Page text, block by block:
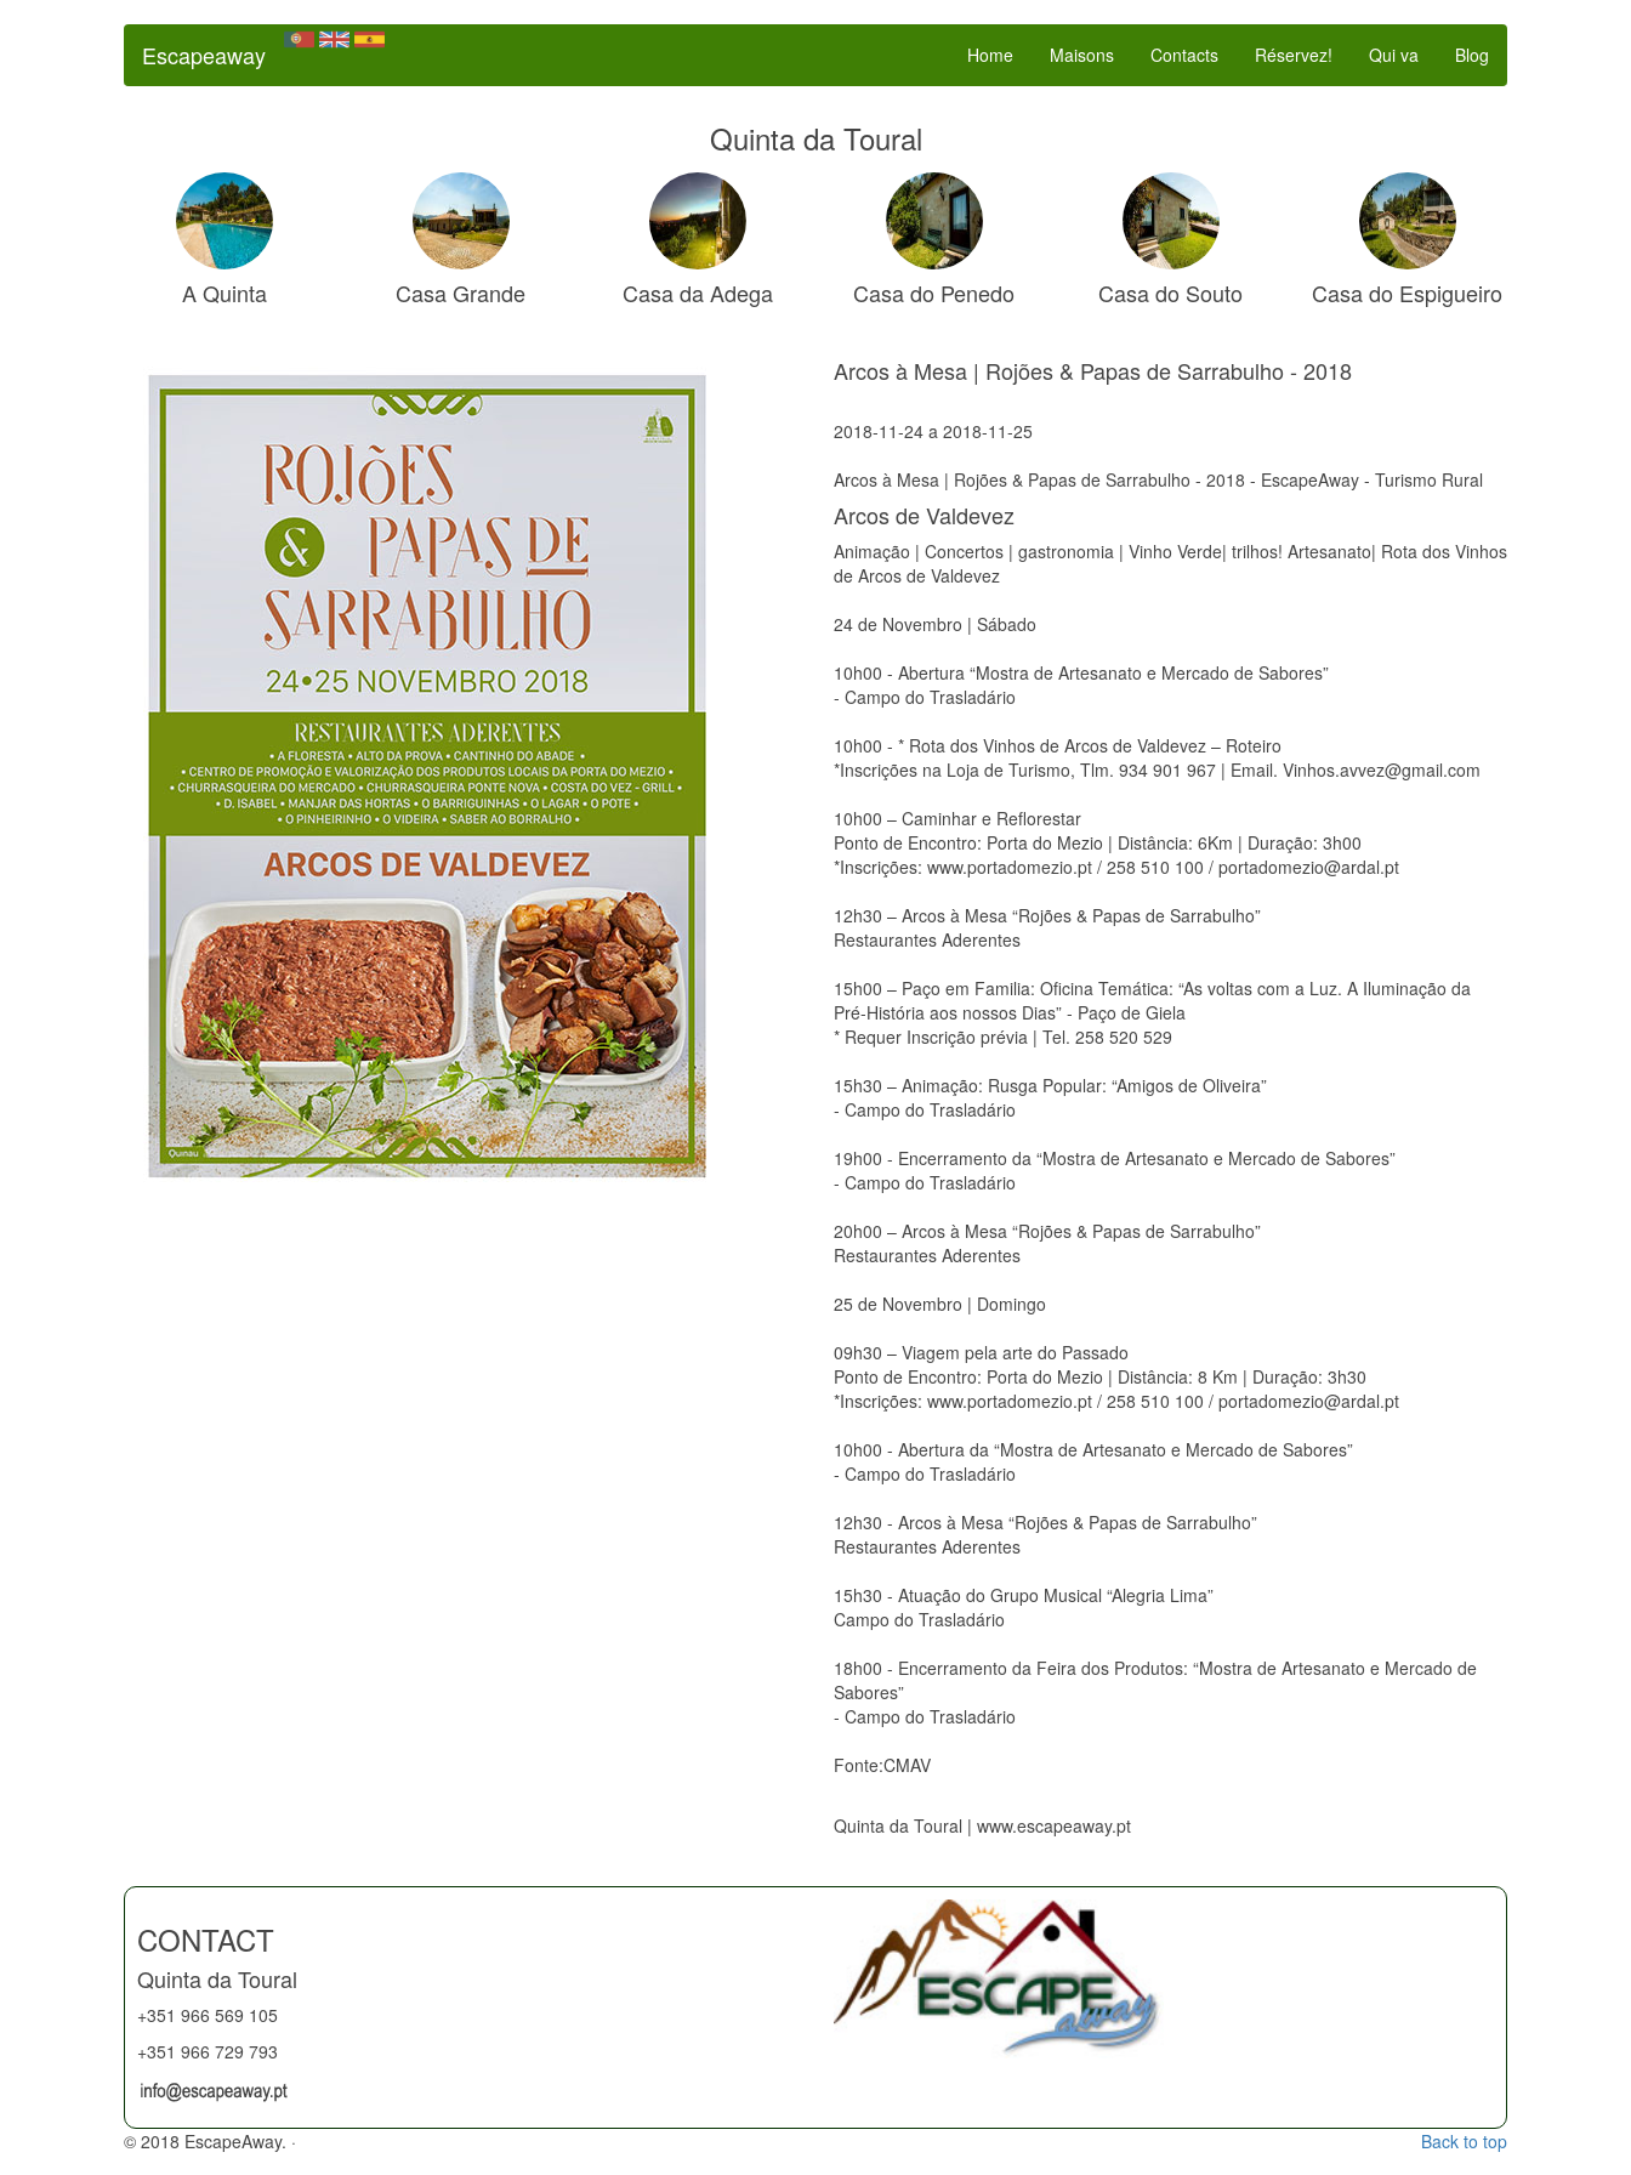
Escapeaway Home Maisons Contacts Réservez! Qui va Blog
Quinta da Toural
A Quinta Casa Grande Casa da Adega Casa do Penedo Casa do Souto Casa do Espigueiro
Arcos à Mesa | Rojões & Papas de Sarrabulho - 2018
2018-11-24 a 2018-11-25
Arcos à Mesa | Rojões & Papas de Sarrabulho - 2018 - EscapeAway - Turismo Rural
Arcos de Valdevez
Animação | Concertos | gastronomia | Vinho Verde| trilhos! Artesanato| Rota dos Vinhos
de Arcos de Valdevez
24 de Novembro | Sábado
10h00 - Abertura “Mostra de Artesanato e Mercado de Sabores”
- Campo do Trasladário
10h00 - * Rota dos Vinhos de Arcos de Valdevez – Roteiro
*Inscrições na Loja de Turismo, Tlm. 934 901 967 | Email. Vinhos.avvez@gmail.com
10h00 – Caminhar e Reflorestar
Ponto de Encontro: Porta do Mezio | Distância: 6Km | Duração: 3h00
*Inscrições: www.portadomezio.pt / 258 510 100 / portadomezio@ardal.pt
12h30 – Arcos à Mesa “Rojões & Papas de Sarrabulho”
Restaurantes Aderentes
15h00 – Paço em Familia: Oficina Temática: “As voltas com a Luz. A Iluminação da
Pré-História aos nossos Dias” - Paço de Giela
* Requer Inscrição prévia | Tel. 258 520 529
15h30 – Animação: Rusga Popular: “Amigos de Oliveira”
- Campo do Trasladário
19h00 - Encerramento da “Mostra de Artesanato e Mercado de Sabores”
- Campo do Trasladário
20h00 – Arcos à Mesa “Rojões & Papas de Sarrabulho”
Restaurantes Aderentes
25 de Novembro | Domingo
09h30 – Viagem pela arte do Passado
Ponto de Encontro: Porta do Mezio | Distância: 8 Km | Duração: 3h30
*Inscrições: www.portadomezio.pt / 258 510 100 / portadomezio@ardal.pt
10h00 - Abertura da “Mostra de Artesanato e Mercado de Sabores”
- Campo do Trasladário
12h30 - Arcos à Mesa “Rojões & Papas de Sarrabulho”
Restaurantes Aderentes
15h30 - Atuação do Grupo Musical “Alegria Lima”
Campo do Trasladário
18h00 - Encerramento da Feira dos Produtos: “Mostra de Artesanato e Mercado de
Sabores”
- Campo do Trasladário
Fonte:CMAV
Quinta da Toural | www.escapeaway.pt
CONTACT
Quinta da Toural
+351 966 569 105
+351 966 729 793
Back to top
© 2018 EscapeAway. ·